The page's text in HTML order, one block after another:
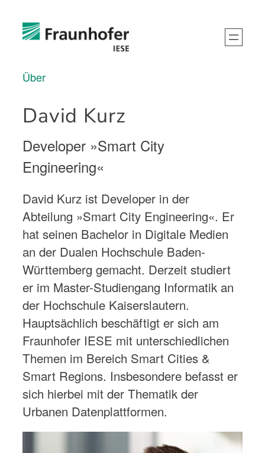
Über
David Kurz
Developer »Smart City
Engineering«
David Kurz ist Developer in der
Abteilung »Smart City Engineering«. Er
hat seinen Bachelor in Digitale Medien
an der Dualen Hochschule Baden-
Württemberg gemacht. Derzeit studiert
er im Master-Studiengang Informatik an
der Hochschule Kaiserslautern.
Hauptsächlich beschäftigt er sich am
Fraunhofer IESE mit unterschiedlichen
Themen im Bereich Smart Cities &
Smart Regions. Insbesondere befasst er
sich hierbei mit der Thematik der
Urbanen Datenplattformen.